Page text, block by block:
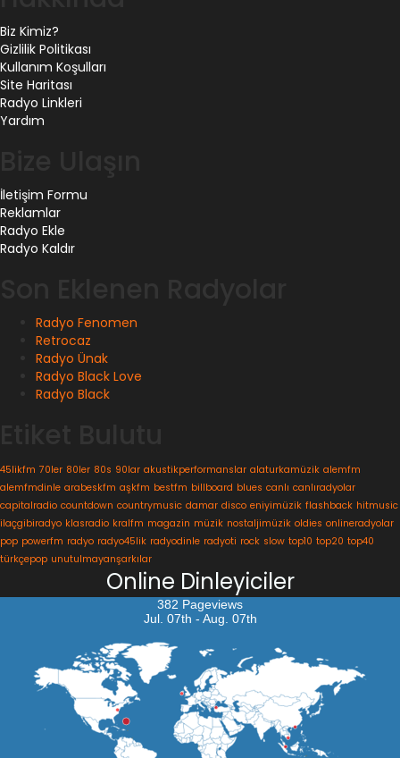
Biz Kimiz?
Gizlilik Politikası
Kullanım Koşulları
Site Haritası
Radyo Linkleri
Yardım
İletişim Formu
Reklamlar
Radyo Ekle
Radyo Kaldır
Radyo Fenomen
Retrocaz
Radyo Ünak
Radyo Black Love
Radyo Black
45likfm 70ler 80ler 80s 90lar akustikperformanslar alaturkamüzik alemfm
alemfmdinle arabeskfm aşkfm bestfm billboard blues canlı canlıradyolar
capitalradio countdown countrymusic damar disco eniyimüzik flashback hitmusic
ilaçgibiradyo klasradio kralfm magazin müzik nostaljimüzik oldies onlineradyolar
pop powerfm radyo radyo45lik radyodinle radyoti rock slow top10 top20 top40
türkçepop unutulmayanşarkılar
Online Dinleyiciler
382 Pageviews
Jul. 07th - Aug. 07th